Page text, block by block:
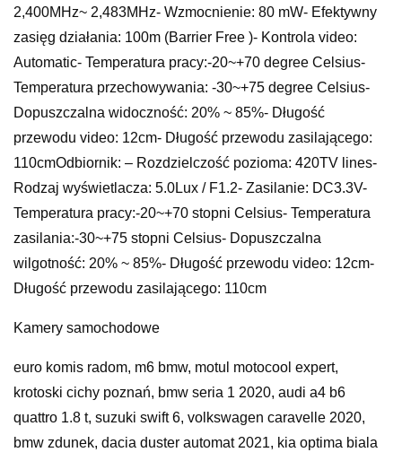
2,400MHz~ 2,483MHz- Wzmocnienie: 80 mW- Efektywny
zasięg działania: 100m (Barrier Free )- Kontrola video:
Automatic- Temperatura pracy:-20~+70 degree Celsius-
Temperatura przechowywania: -30~+75 degree Celsius-
Dopuszczalna widoczność: 20% ~ 85%- Długość
przewodu video: 12cm- Długość przewodu zasilającego:
110cmOdbiornik: – Rozdzielczość pozioma: 420TV lines-
Rodzaj wyświetlacza: 5.0Lux / F1.2- Zasilanie: DC3.3V-
Temperatura pracy:-20~+70 stopni Celsius- Temperatura
zasilania:-30~+75 stopni Celsius- Dopuszczalna
wilgotność: 20% ~ 85%- Długość przewodu video: 12cm-
Długość przewodu zasilającego: 110cm
Kamery samochodowe
euro komis radom, m6 bmw, motul motocool expert,
krotoski cichy poznań, bmw seria 1 2020, audi a4 b6
quattro 1.8 t, suzuki swift 6, volkswagen caravelle 2020,
bmw zdunek, dacia duster automat 2021, kia optima biala